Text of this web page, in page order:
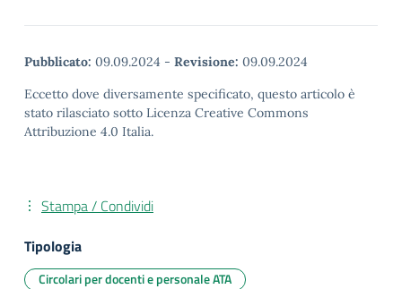
Pubblicato: 09.09.2024 - Revisione: 09.09.2024
Eccetto dove diversamente specificato, questo articolo è
stato rilasciato sotto Licenza Creative Commons
Attribuzione 4.0 Italia.
Stampa / Condividi
Tipologia
Circolari per docenti e personale ATA